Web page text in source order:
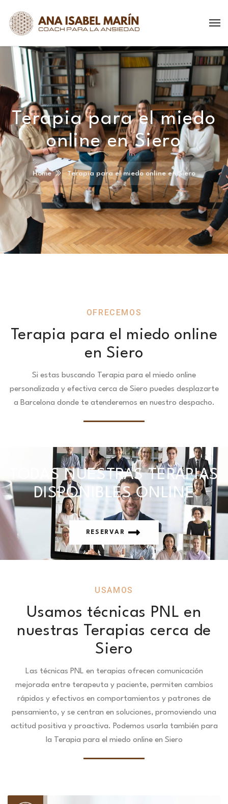
Terapia para el miedo
online en Siero
Home Terapia para el miedo online en Siero
OFRECEMOS
Terapia para el miedo online
en Siero
Si estas buscando Terapia para el miedo online
personalizada y efectiva cerca de Siero puedes desplazarte
a Barcelona donde te atenderemos en nuestro despacho.
TODAS NUESTRAS TERAPIAS
DISPONIBLES ONLINE
RESERVAR
USAMOS
Usamos técnicas PNL en
nuestras Terapias cerca de
Siero
Las técnicas PNL en terapias ofrecen comunicación
mejorada entre terapeuta y paciente, permiten cambios
rápidos y efectivos en comportamientos y patrones de
pensamiento, y se centran en soluciones, promoviendo una
actitud positiva y proactiva. Podemos usarla también para
la Terapia para el miedo online en Siero